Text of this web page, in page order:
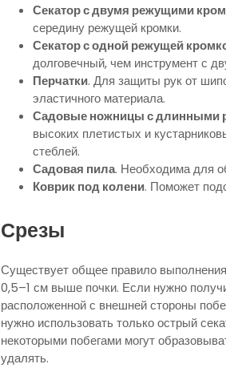
Секатор с двумя режущими
середину режущей кромки.
Секатор с одной режущей
долговечный, чем инструмент с
Перчатки. Для защиты рук от
эластичного материала.
Садовые ножницы с длинными
высоких плетистых и
стеблей.
Садовая пила. Необходима для
Коврик под колени. Поможет
Срезы
Существует общее правило
0,5–1 см выше почки. Если нужно
расположенной с внешней стороны
нужно использовать только острый
некоторыми побегами могут
удалять.